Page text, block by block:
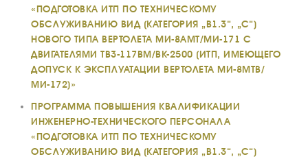
«ПОДГОТОВКА ИТП ПО ТЕХНИЧЕСКОМУ
ОБСЛУЖИВАНИЮ ВИД (КАТЕГОРИЯ „В1.3“, „С“)
НОВОГО ТИПА ВЕРТОЛЕТА МИ-8АМТ/МИ-171 С
ДВИГАТЕЛЯМИ ТВ3-117ВМ/ВК-2500 (ИТП, ИМЕЮЩЕГО
ДОПУСК К ЭКСПЛУАТАЦИИ ВЕРТОЛЕТА МИ-8МТВ/
МИ-172)»
ПРОГРАММА ПОВЫШЕНИЯ КВАЛИФИКАЦИИ
ИНЖЕНЕРНО-ТЕХНИЧЕСКОГО ПЕРСОНАЛА
«ПОДГОТОВКА ИТП ПО ТЕХНИЧЕСКОМУ
ОБСЛУЖИВАНИЮ ВИД (КАТЕГОРИЯ „В1.3“, „С“)